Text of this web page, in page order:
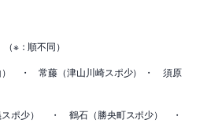
：順不同）
常藤（津山川崎スポ少） ・ 須原
ポ少）
・鶴石（勝央町スポ少） ・